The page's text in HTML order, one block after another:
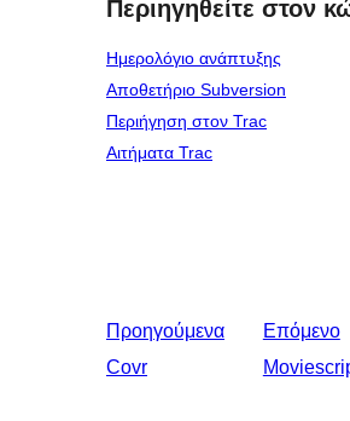
Περιηγηθείτε στον
Ημερολόγιο ανάπτυξης
Αποθετήριο Subversion
Περιήγηση στον Trac
Αιτήματα Trac
Προηγούμενα
Covr
Επόμενο